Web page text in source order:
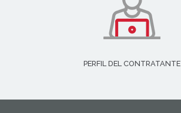
PERFIL DEL CONTRATANTE